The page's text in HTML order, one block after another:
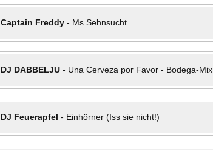
Captain Freddy- Ms Sehnsucht
DJ DABBELJU- Una Cerveza por Favor - Bodega-Mix
DJ Feuerapfel - Einhörner (Iss sie nicht!)